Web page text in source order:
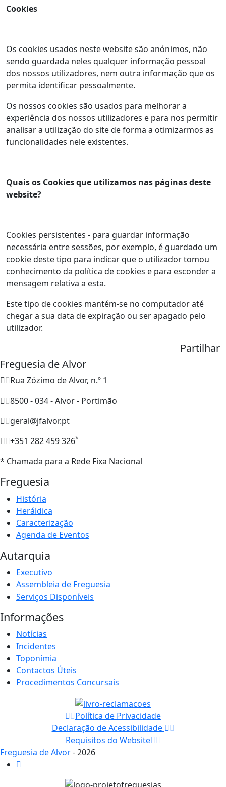
Cookies
Os cookies usados neste website são anónimos, não
sendo guardada neles qualquer informação pessoal
dos nossos utilizadores, nem outra informação que os
permita identificar pessoalmente.
Os nossos cookies são usados para melhorar a
experiência dos nossos utilizadores e para nos permitir
analisar a utilização do site de forma a otimizarmos as
funcionalidades nele existentes.
Quais os Cookies que utilizamos nas páginas deste
website?
Cookies persistentes - para guardar informação
necessária entre sessões, por exemplo, é guardado um
cookie deste tipo para indicar que o utilizador tomou
conhecimento da política de cookies e para esconder a
mensagem relativa a esta.
Este tipo de cookies mantém-se no computador até
chegar a sua data de expiração ou ser apagado pelo
utilizador.
Partilhar
Freguesia de Alvor
Rua Zózimo de Alvor, n.º 1
8500 - 034 - Alvor - Portimão
geral@jfalvor.pt
+351 282 459 326*
* Chamada para a Rede Fixa Nacional
Freguesia
História
Heráldica
Caracterização
Agenda de Eventos
Autarquia
Executivo
Assembleia de Freguesia
Serviços Disponíveis
Informações
Notícias
Incidentes
Toponímia
Contactos Úteis
Procedimentos Concursais
Política de Privacidade
Declaração de Acessibilidade
Requisitos do Website
Freguesia de Alvor- 2026